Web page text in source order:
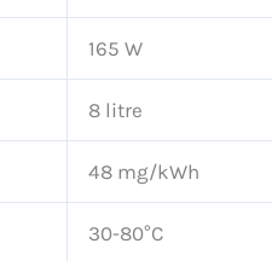
165 W
8 litre
48 mg/kWh
30-80°C